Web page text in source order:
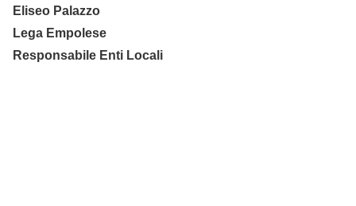
Eliseo Palazzo
Lega Empolese
Responsabile Enti Locali